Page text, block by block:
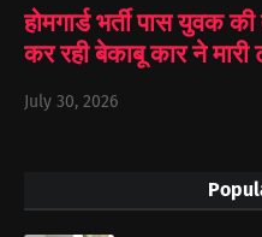
होमगार्ड भर्ती पास युवक
कर रही बेकाबू कार ने
July 30, 2026